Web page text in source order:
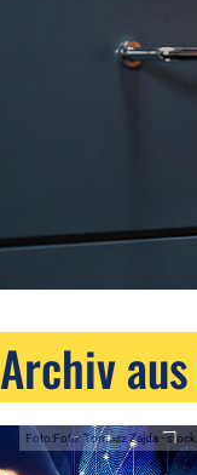
Archiv
Foto:Foto: Tomasz Zajda -